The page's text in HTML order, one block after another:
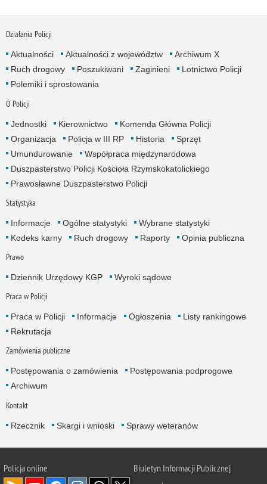
Działania Policji
Aktualności Aktualności z województw
Archiwum X
Ruch drogowy
Poszukiwani Zaginieni
Lotnictwo Policji
Polemiki i sprostowania
O Policji
Jednostki Kierownictwo
Komenda Główna Policji
Organizacja
Policja w III RP Historia
Sprzęt
Umundurowanie
Współpraca międzynarodowa
Duszpasterstwo Policji Kościoła Rzymskokatolickiego
Prawosławne Duszpasterstwo Policji
Statystyka
Informacje Ogólne statystyki
Wybrane statystyki
Kodeks karny
Ruch drogowy Raporty Opinia publiczna
Prawo
Dziennik Urzędowy KGP Wyroki sądowe
Praca w Policji
Praca w Policji Informacje Ogłoszenia
Listy rankingowe
Rekrutacja
Zamówienia publiczne
Postępowania o zamówienia
Postępowania podprogowe
Archiwum
Kontakt
Rzecznik Skargi i wnioski Sprawy weteranów
Policjaonline
Biuletyn Informacji Publicznej